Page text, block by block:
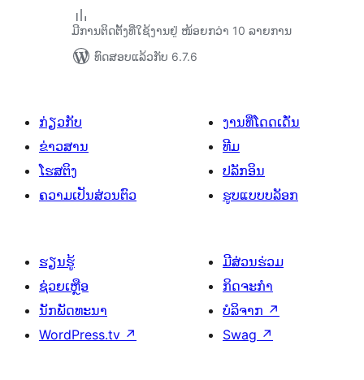
ມີການຕິດຕັ້ງທີ່ໃຊ້ງານຢູ່ ໜ້ອຍກວ່າ 10 ລາຍການ
ທົດສອບແລ້ວກັບ 6.7.6
ກ່ຽວກັບ
ຂ່າວສານ
ໂຮສຕິງ
ຄວາມເປັນສ່ວນຕົວ
ງານທີ່ໂດດເດັ່ນ
ທີມ
ປລັກອິນ
ຮູບແບບບລັອກ
ຮຽນຮູ້
ຊ່ວຍເຫຼືອ
ນັກພັດທະນາ
WordPress.tv ↗
ມີສ່ວນຮ່ວມ
ກິດຈະກຳ
ບໍລິຈາກ ↗
Swag ↗